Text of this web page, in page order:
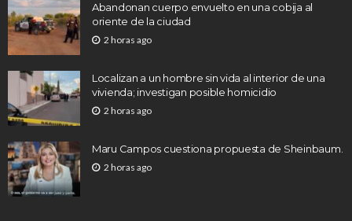
Abandonan cuerpo envuelto en una cobija al
oriente de la ciudad
2 horas ago
Localizan a un hombre sin vida al interior de una
vivienda; investigan posible homicidio
2 horas ago
Maru Campos cuestiona propuesta de Sheinbaum.
2 horas ago